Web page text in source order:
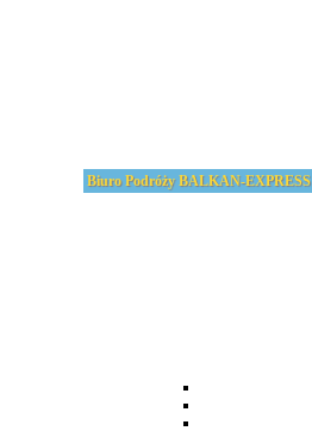
Biuro Podróży BALKAN-EXPRESS